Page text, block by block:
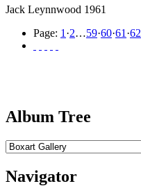
Jack Leynnwood 1961
Page: 1 ·2…59·60·61 ·62
Album Tree
Navigator